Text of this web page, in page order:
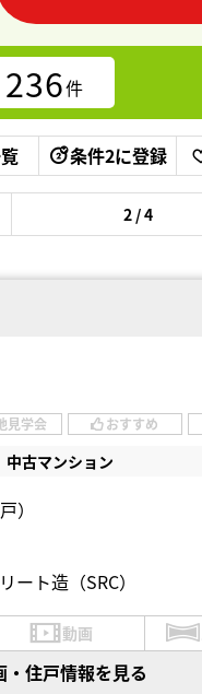
236件
条件2に登録
2 / 4
見学会 おすすめ
中古マンション
）
ート造（SRC）
動画
・住戸情報を見る